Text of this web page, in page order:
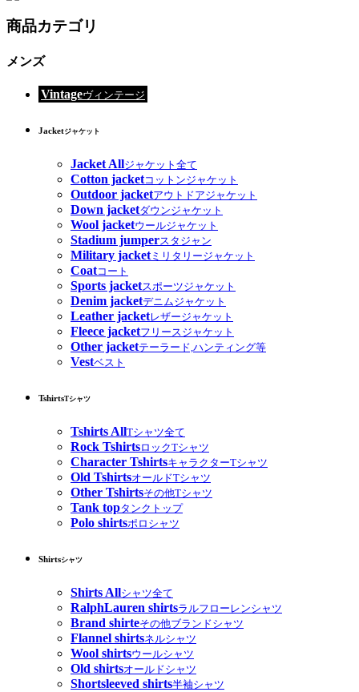
商品カテゴリ
メンズ
Vintageヴィンテージ
Jacketジャケット
Jacket Allジャケット全て
Cotton jacketコットンジャケット
Outdoor jacketアウトドアジャケット
Down jacketダウンジャケット
Wool jacketウールジャケット
Stadium jumperスタジャン
Military jacketミリタリージャケット
Coatコート
Sports jacketスポーツジャケット
Denim jacketデニムジャケット
Leather jacketレザージャケット
Fleece jacketフリースジャケット
Other jacketテーラード,ハンティング等
Vestベスト
TshirtsTシャツ
Tshirts AllTシャツ全て
Rock TshirtsロックTシャツ
Character TshirtsキャラクターTシャツ
Old TshirtsオールドTシャツ
Other Tshirtsその他Tシャツ
Tank topタンクトップ
Polo shirtsポロシャツ
Shirtsシャツ
Shirts Allシャツ全て
RalphLauren shirtsラルフローレンシャツ
Brand shirteその他ブランドシャツ
Flannel shirtsネルシャツ
Wool shirtsウールシャツ
Old shirtsオールドシャツ
Shortsleeved shirts半袖シャツ